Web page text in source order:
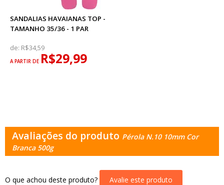
SANDALIAS HAVAIANAS TOP -
TAMANHO 35/36 - 1 PAR
de: R$34,59
A PARTIR DE R$29,99
Avaliações do produto Pérola N.10 10mm Cor
Branca 500g
O que achou deste produto? Avalie este produto